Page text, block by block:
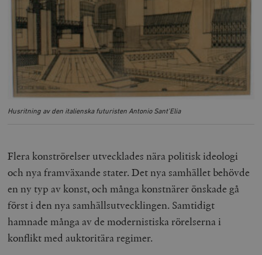
Husritning av den italienska futuristen Antonio Sant’Elia
Flera konströrelser utvecklades nära politisk ideologi
och nya framväxande stater. Det nya samhället behövde
en ny typ av konst, och många konstnärer önskade gå
först i den nya samhällsutvecklingen. Samtidigt
hamnade många av de modernistiska rörelserna i
konflikt med auktoritära regimer.